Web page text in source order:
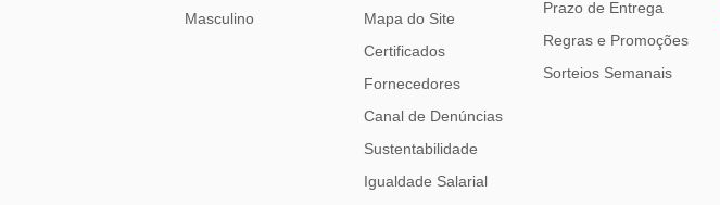
Masculino
Mapa do Site
Certificados
Fornecedores
Canal de Denúncias
Sustentabilidade
Igualdade Salarial
Prazo de Entrega
Regras e Promoções
Sorteios Semanais